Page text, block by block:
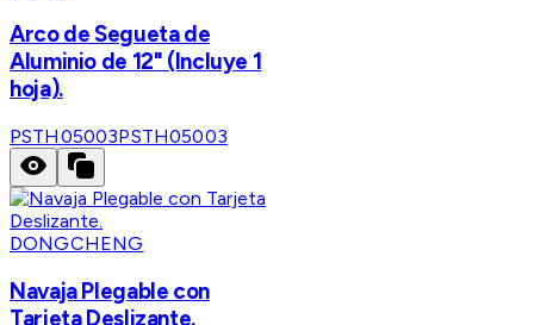
Arco de Segueta de
Aluminio de 12" (Incluye 1
hoja).
PSTH05003PSTH05003
DONGCHENG
Navaja Plegable con
Tarjeta Deslizante.